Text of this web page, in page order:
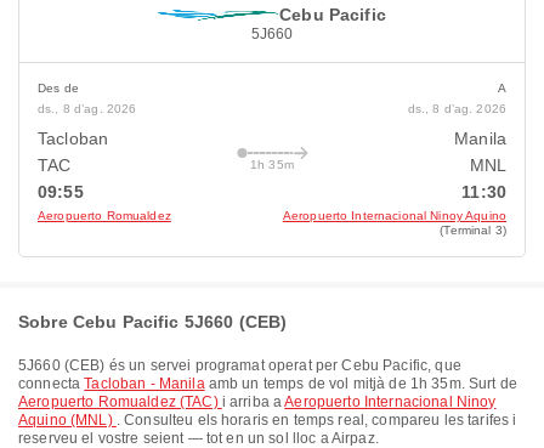
Cebu Pacific
5J660
Des de
ds., 8 d’ag. 2026
Tacloban
TAC
09:55
Aeropuerto Romualdez
1h 35m
A
ds., 8 d’ag. 2026
Manila
MNL
11:30
Aeropuerto Internacional Ninoy Aquino
(Terminal 3)
Sobre Cebu Pacific 5J660 (CEB)
5J660(CEB) és un servei programat operat perCebu Pacific, que
connectaTacloban - Manilaamb un temps de vol mitjà de 1h 35m. Surt de
Aeropuerto Romualdez (TAC) i arriba aAeropuerto Internacional Ninoy
Aquino (MNL) . Consulteu els horaris en temps real, compareu les tarifes i
reserveu el vostre seient — tot en un sol lloc a Airpaz.